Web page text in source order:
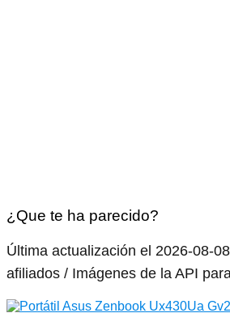
¿Que te ha parecido?
Última actualización el 2026-08-
afiliados / Imágenes de la API